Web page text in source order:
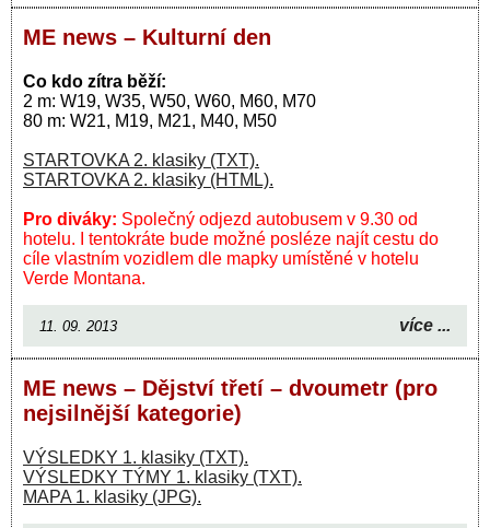
ME news – Kulturní den
Co kdo zítra běží:
2 m: W19, W35, W50, W60, M60, M70
80 m: W21, M19, M21, M40, M50
STARTOVKA 2. klasiky (TXT).
STARTOVKA 2. klasiky (HTML).
Pro diváky: Společný odjezd autobusem v 9.30 od
hotelu. I tentokráte bude možné posléze najít cestu do
cíle vlastním vozidlem dle mapky umístěné v hotelu
Verde Montana.
11. 09. 2013 více ...
ME news – Dějství třetí – dvoumetr (pro
nejsilnější kategorie)
VÝSLEDKY 1. klasiky (TXT).
VÝSLEDKY TÝMY 1. klasiky (TXT).
MAPA 1. klasiky (JPG).